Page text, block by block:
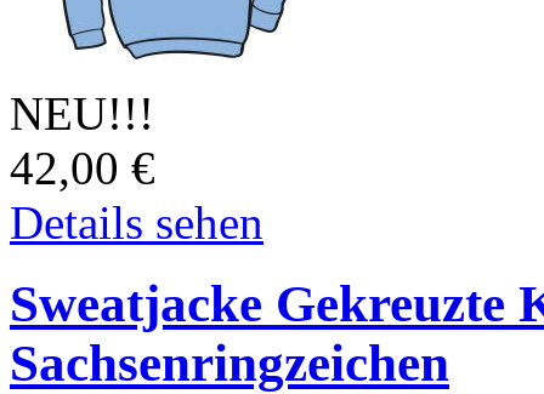
NEU!!!
42,00 €
Details sehen
Sweatjacke Gekreuzte
Sachsenringzeichen